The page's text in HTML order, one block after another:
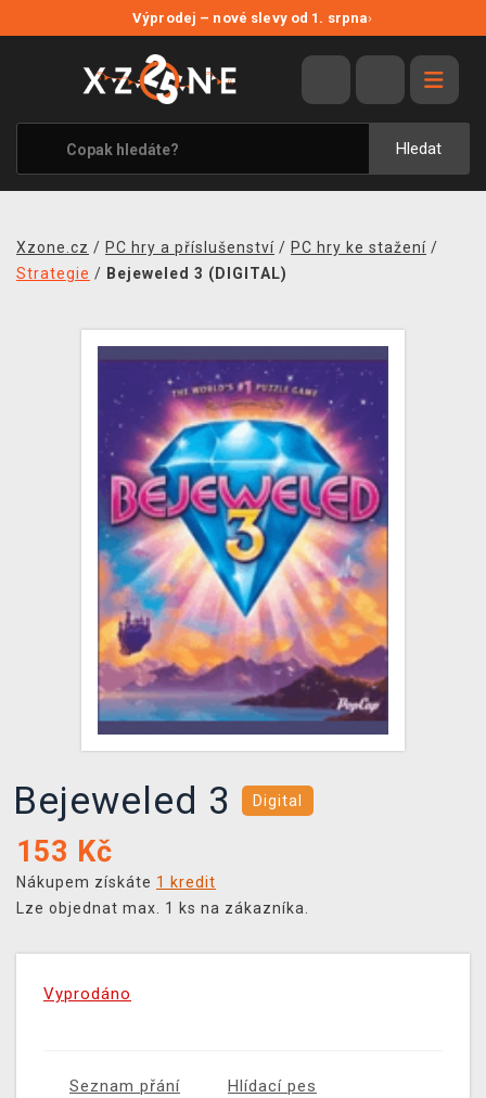
Výprodej – nové slevy od 1. srpna›
Hledat
VÝPRODEJ
VIDEOHRY
XZONE ORIGINALS
TÉMATIKY
MERCHANDISE
XZONE KLUB
TCG & BOARDGAME HUB
VÝKUP HER (BAZAR)
Xzone.cz / PC hry a příslušenství / PC hry ke stažení /
Strategie / Bejeweled 3 (DIGITAL)
Bejeweled 3 Digital
153 Kč
Nákupem získáte 1 kredit
Lze objednat max. 1 ks na zákazníka.
Vyprodáno
Seznam přání Hlídací pes